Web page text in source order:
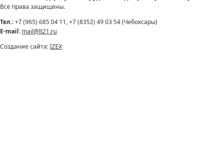
Все права защищены.
Тел.:+7 (965) 685 04 11, +7 (8352) 49 03 54 (Чебоксары)
E-mail: mail@lt21.ru
Создание сайта:IZEX